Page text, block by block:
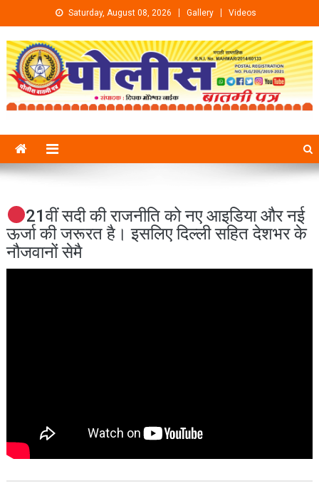
Skip to content Saturday, August 08, 2026 Gallery Videos
21वीं सदी की राजनीति को नए आइडिया और नई
ऊर्जा की जरूरत है। इसलिए दिल्ली सहित देशभर के
नौजवानों सेमै